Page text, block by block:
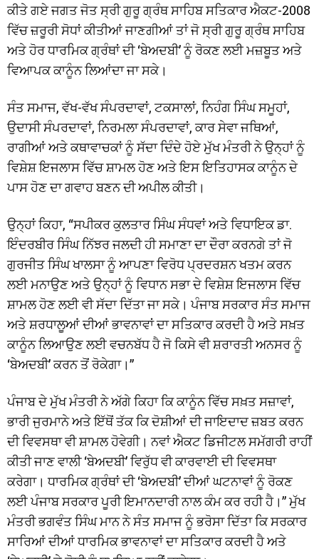
ਕੀਤੇ ਗਏ ਜਗਤ ਜੋਤ ਸ੍ਰੀ ਗੁਰੂ ਗ੍ਰੰਥ ਸਾਹਿਬ ਸਤਿਕਾਰ ਐਕਟ-2008
ਵਿੱਚ ਜ਼ਰੂਰੀ ਸੋਧਾਂ ਕੀਤੀਆਂ ਜਾਣਗੀਆਂ ਤਾਂ ਜੋ ਸ੍ਰੀ ਗੁਰੂ ਗ੍ਰੰਥ ਸਾਹਿਬ
ਅਤੇ ਹੋਰ ਧਾਰਮਿਕ ਗ੍ਰੰਥਾਂ ਦੀ ‘ਬੇਅਦਬੀ’ ਨੂੰ ਰੋਕਣ ਲਈ ਮਜ਼ਬੂਤ ਅਤੇ
ਵਿਆਪਕ ਕਾਨੂੰਨ ਲਿਆਂਦਾ ਜਾ ਸਕੇ।
ਸੰਤ ਸਮਾਜ, ਵੱਖ-ਵੱਖ ਸੰਪਰਦਾਵਾਂ, ਟਕਸਾਲਾਂ, ਨਿਹੰਗ ਸਿੰਘ ਸਮੂਹਾਂ,
ਉਦਾਸੀ ਸੰਪਰਦਾਵਾਂ, ਨਿਰਮਲਾ ਸੰਪਰਦਾਵਾਂ, ਕਾਰ ਸੇਵਾ ਜਥਿਆਂ,
ਰਾਗੀਆਂ ਅਤੇ ਕਥਾਵਾਚਕਾਂ ਨੂੰ ਸੱਦਾ ਦਿੰਦੇ ਹੋਏ ਮੁੱਖ ਮੰਤਰੀ ਨੇ ਉਨ੍ਹਾਂ ਨੂੰ
ਵਿਸ਼ੇਸ਼ ਇਜਲਾਸ ਵਿੱਚ ਸ਼ਾਮਲ ਹੋਣ ਅਤੇ ਇਸ ਇਤਿਹਾਸਕ ਕਾਨੂੰਨ ਦੇ
ਪਾਸ ਹੋਣ ਦਾ ਗਵਾਹ ਬਣਨ ਦੀ ਅਪੀਲ ਕੀਤੀ।
ਉਨ੍ਹਾਂ ਕਿਹਾ, “ਸਪੀਕਰ ਕੁਲਤਾਰ ਸਿੰਘ ਸੰਧਵਾਂ ਅਤੇ ਵਿਧਾਇਕ ਡਾ.
ਇੰਦਰਬੀਰ ਸਿੰਘ ਨਿੱਝਰ ਜਲਦੀ ਹੀ ਸਮਾਣਾ ਦਾ ਦੌਰਾ ਕਰਨਗੇ ਤਾਂ ਜੋ
ਗੁਰਜੀਤ ਸਿੰਘ ਖਾਲਸਾ ਨੂੰ ਆਪਣਾ ਵਿਰੋਧ ਪ੍ਰਦਰਸ਼ਨ ਖਤਮ ਕਰਨ
ਲਈ ਮਨਾਉਣ ਅਤੇ ਉਨ੍ਹਾਂ ਨੂੰ ਵਿਧਾਨ ਸਭਾ ਦੇ ਵਿਸ਼ੇਸ਼ ਇਜਲਾਸ ਵਿੱਚ
ਸ਼ਾਮਲ ਹੋਣ ਲਈ ਵੀ ਸੱਦਾ ਦਿੱਤਾ ਜਾ ਸਕੇ। ਪੰਜਾਬ ਸਰਕਾਰ ਸੰਤ ਸਮਾਜ
ਅਤੇ ਸ਼ਰਧਾਲੂਆਂ ਦੀਆਂ ਭਾਵਨਾਵਾਂ ਦਾ ਸਤਿਕਾਰ ਕਰਦੀ ਹੈ ਅਤੇ ਸਖ਼ਤ
ਕਾਨੂੰਨ ਲਿਆਉਣ ਲਈ ਵਚਨਬੱਧ ਹੈ ਜੋ ਕਿਸੇ ਵੀ ਸ਼ਰਾਰਤੀ ਅਨਸਰ ਨੂੰ
‘ਬੇਅਦਬੀ’ ਕਰਨ ਤੋਂ ਰੋਕੇਗਾ।”
ਪੰਜਾਬ ਦੇ ਮੁੱਖ ਮੰਤਰੀ ਨੇ ਅੱਗੇ ਕਿਹਾ ਕਿ ਕਾਨੂੰਨ ਵਿੱਚ ਸਖ਼ਤ ਸਜ਼ਾਵਾਂ,
ਭਾਰੀ ਜੁਰਮਾਨੇ ਅਤੇ ਇੱਥੋਂ ਤੱਕ ਕਿ ਦੋਸ਼ੀਆਂ ਦੀ ਜਾਇਦਾਦ ਜ਼ਬਤ ਕਰਨ
ਦੀ ਵਿਵਸਥਾ ਵੀ ਸ਼ਾਮਲ ਹੋਵੇਗੀ। ਨਵਾਂ ਐਕਟ ਡਿਜੀਟਲ ਸਮੱਗਰੀ ਰਾਹੀਂ
ਕੀਤੀ ਜਾਣ ਵਾਲੀ ‘ਬੇਅਦਬੀ’ ਵਿਰੁੱਧ ਵੀ ਕਾਰਵਾਈ ਦੀ ਵਿਵਸਥਾ
ਕਰੇਗਾ। ਧਾਰਮਿਕ ਗ੍ਰੰਥਾਂ ਦੀ ‘ਬੇਅਦਬੀ’ ਦੀਆਂ ਘਟਨਾਵਾਂ ਨੂੰ ਰੋਕਣ
ਲਈ ਪੰਜਾਬ ਸਰਕਾਰ ਪੂਰੀ ਇਮਾਨਦਾਰੀ ਨਾਲ ਕੰਮ ਕਰ ਰਹੀ ਹੈ।” ਮੁੱਖ
ਮੰਤਰੀ ਭਗਵੰਤ ਸਿੰਘ ਮਾਨ ਨੇ ਸੰਤ ਸਮਾਜ ਨੂੰ ਭਰੋਸਾ ਦਿੱਤਾ ਕਿ ਸਰਕਾਰ
ਸਾਰਿਆਂ ਦੀਆਂ ਧਾਰਮਿਕ ਭਾਵਨਾਵਾਂ ਦਾ ਸਤਿਕਾਰ ਕਰਦੀ ਹੈ ਅਤੇ